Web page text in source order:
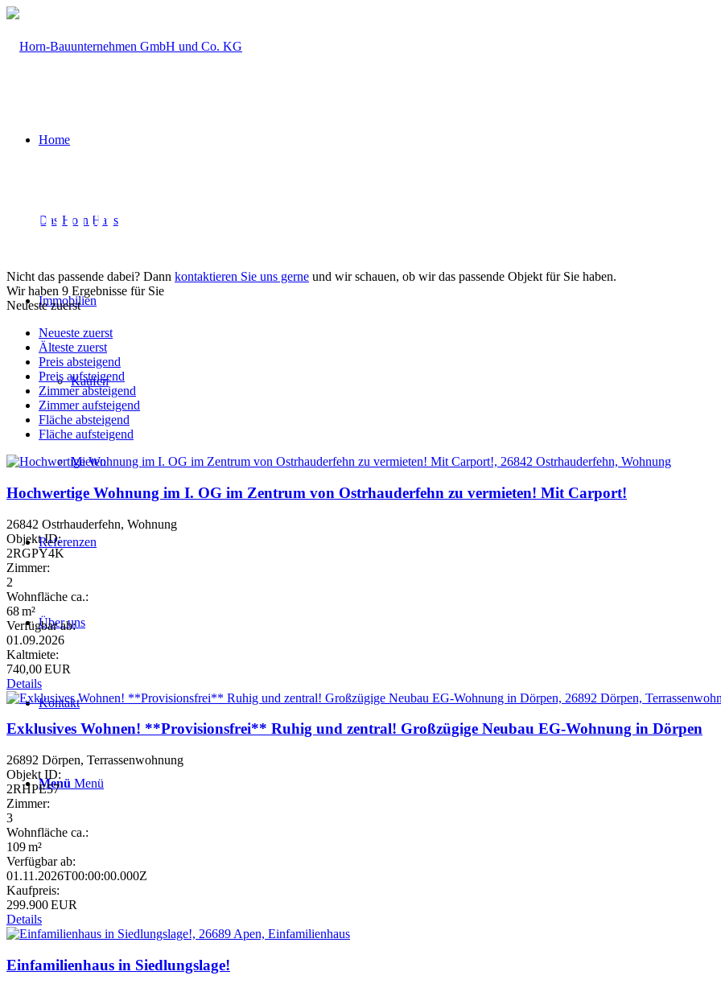
Home
Das Horn Haus
Immobilien
Kaufen
Mieten
Referenzen
Über uns
Kontakt
Menü Menü
Immobilien­angebot | Alle Immobilien
Nicht das passende dabei? Dann kontaktieren Sie uns gerne und wir schauen, ob wir das passende Objekt für Sie haben.
Wir haben 9 Ergebnisse für Sie
Neueste zuerst
Neueste zuerst
Älteste zuerst
Preis absteigend
Preis aufsteigend
Zimmer absteigend
Zimmer aufsteigend
Fläche absteigend
Fläche aufsteigend
Hochwertige Wohnung im I. OG im Zentrum von Ostrhauderfehn zu vermieten! Mit Carport!
26842 Ostrhauderfehn, Wohnung
Objekt ID:
2RGPY4K
Zimmer:
2
Wohnfläche ca.:
68 m²
Verfügbar ab:
01.09.2026
Kaltmiete:
740,00 EUR
Details
Exklusives Wohnen! **Provisionsfrei** Ruhig und zentral! Großzügige Neubau EG-Wohnung in Dörpen
26892 Dörpen, Terrassenwohnung
Objekt ID:
2RHPE57
Zimmer:
3
Wohnfläche ca.:
109 m²
Verfügbar ab:
01.11.2026T00:00:00.000Z
Kaufpreis:
299.900 EUR
Details
Einfamilienhaus in Siedlungslage!